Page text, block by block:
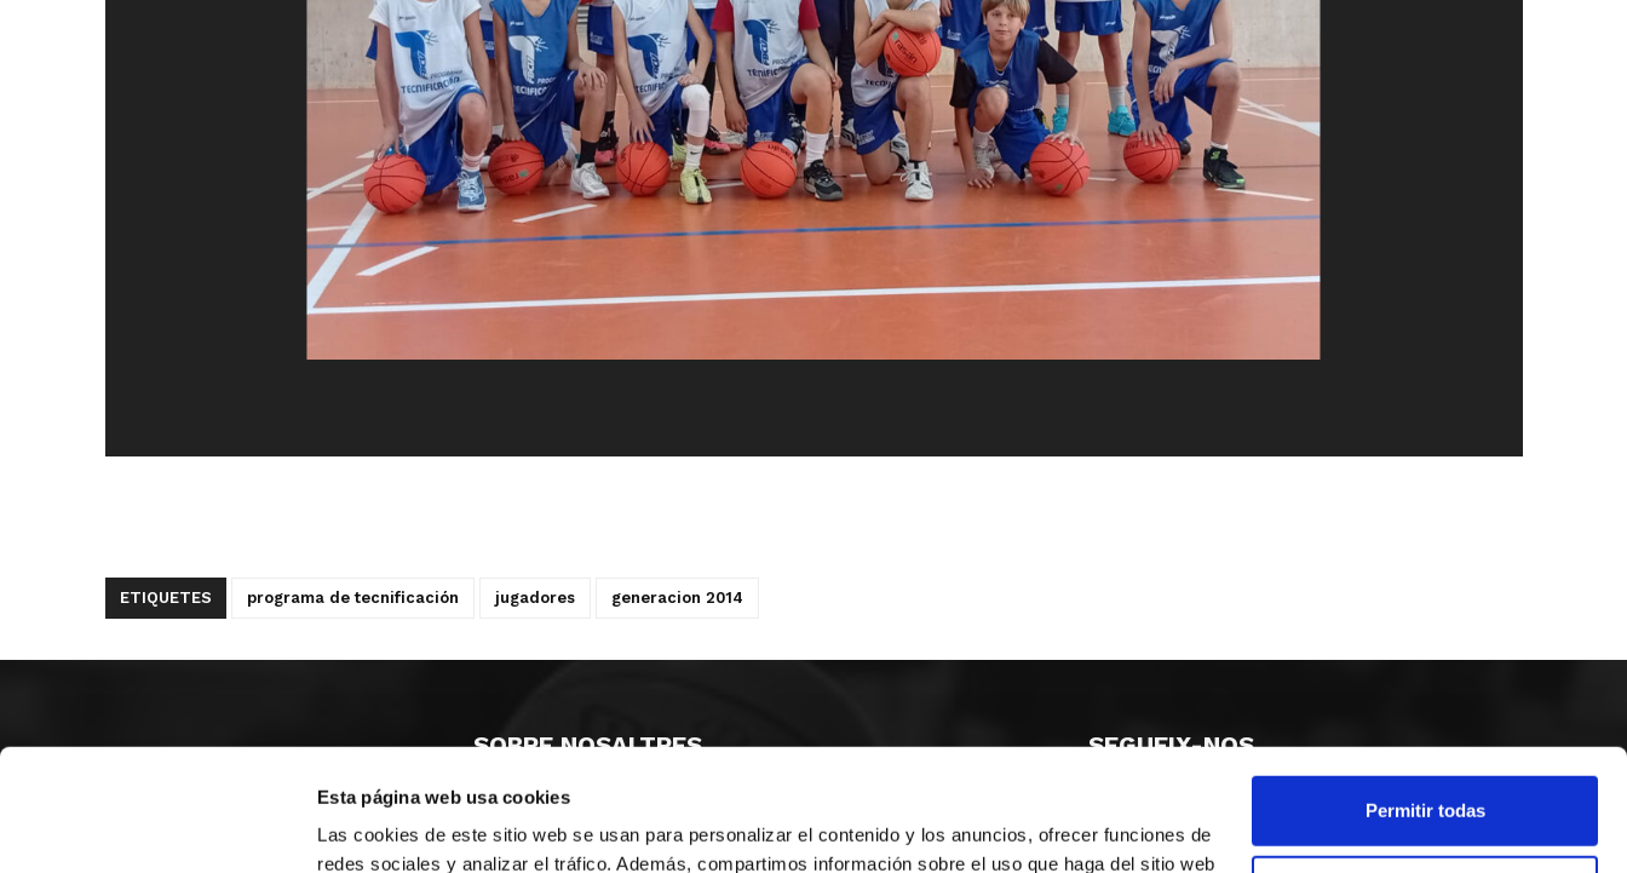
Esta página web usa cookies
Las cookies de este sitio web se usan para personalizar el contenido y los anuncios, ofrecer funciones de
redes sociales y analizar el tráfico. Además, compartimos información sobre el uso que haga del sitio web
Permitir todas
ETIQUETES programa de tecnificación jugadores generacion 2014
SOBRE NOSALTRES
CASTELLÓ
VALÈNCIA
MONESTIR DE POBLET 14 1ª 3º
ALACANT
CIUDAD DE MATANZAS 12
SEGUEIX-NOS